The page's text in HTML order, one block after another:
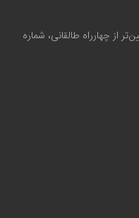
از چهارراه طالقانی، شماره